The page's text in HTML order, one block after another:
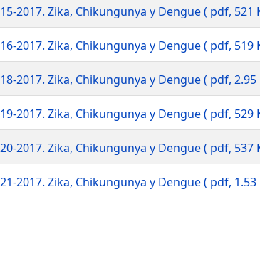
2017. Zika, Chikungunya y Dengue( pdf, 521
2017. Zika, Chikungunya y Dengue( pdf, 519
2017. Zika, Chikungunya y Dengue( pdf, 2.95
2017. Zika, Chikungunya y Dengue( pdf, 529
2017. Zika, Chikungunya y Dengue( pdf, 537
2017. Zika, Chikungunya y Dengue( pdf, 1.53